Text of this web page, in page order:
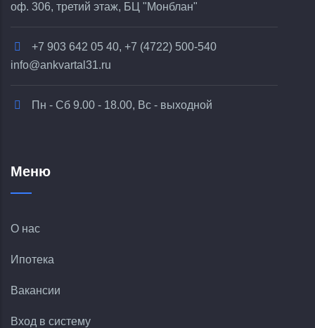
оф. 306, третий этаж, БЦ "Монблан"
+7 903 642 05 40, +7 (4722) 500-540
info@ankvartal31.ru
Пн - Сб 9.00 - 18.00, Вс - выходной
Меню
О нас
Ипотека
Вакансии
Вход в систему